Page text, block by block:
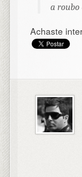
a roubo
Achaste